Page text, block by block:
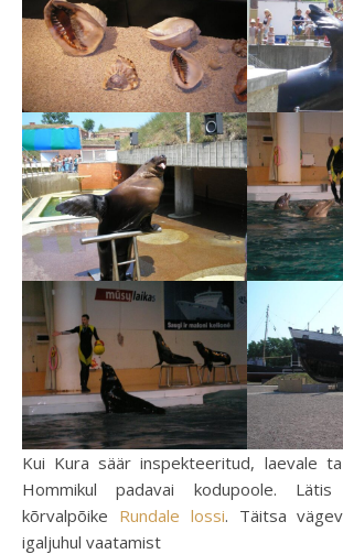
Kui Kura säär inspekteeritud, laevale
Hommikul padavai kodupoole.
kõrvalpõike Rundale lossi. Täitsa
igaljuhul vaatamist